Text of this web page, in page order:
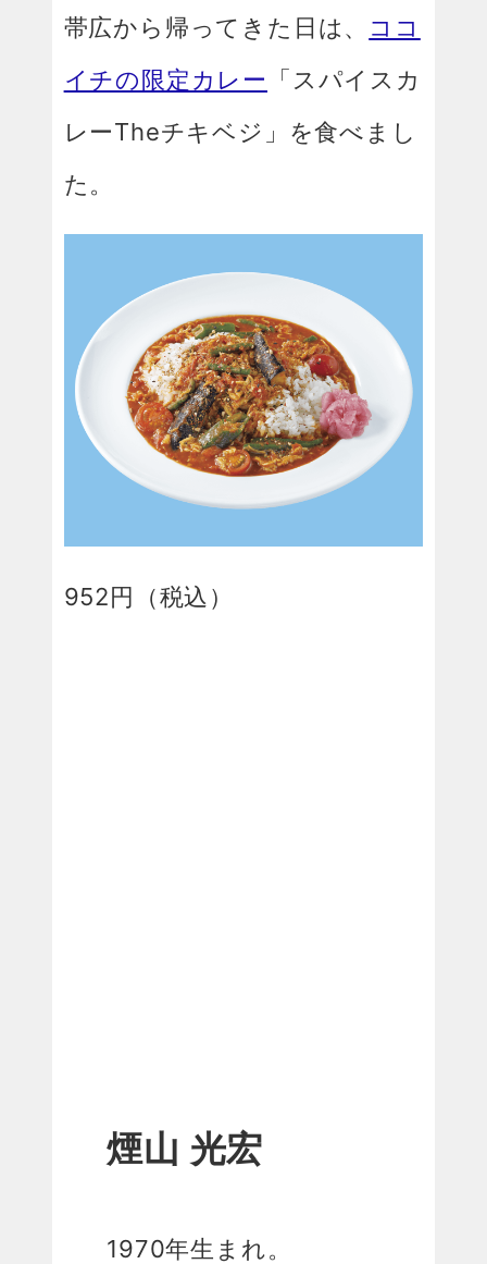
帯広から帰ってきた日は、
ココ
イチの限定カレー
「スパイスカ
レーTheチキベジ」を食べまし
た。
952円（税込）
煙山 光宏
1970年生まれ。